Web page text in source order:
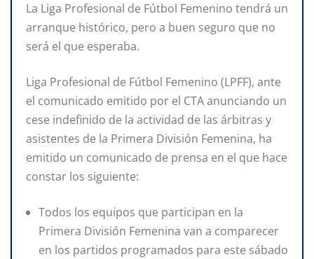
La Liga Profesional de Fútbol Femenino tendrá un
arranque histórico, pero a buen seguro que no
será el que esperaba.
Liga Profesional de Fútbol Femenino (LPFF), ante
el comunicado emitido por el CTA anunciando un
cese indefinido de la actividad de las árbitras y
asistentes de la Primera División Femenina, ha
emitido un comunicado de prensa en el que hace
constar los siguiente:
Todos los equipos que participan en la
Primera División Femenina van a comparecer
en los partidos programados para este sábado